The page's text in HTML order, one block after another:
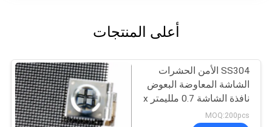
أعلى المنتجات
SS304 الأمن الحشرات
الشاشة المعاوضة البعوض
نافذة الشاشة 0.7 ملليمتر x
11 شبكة
MOQ:200pcs